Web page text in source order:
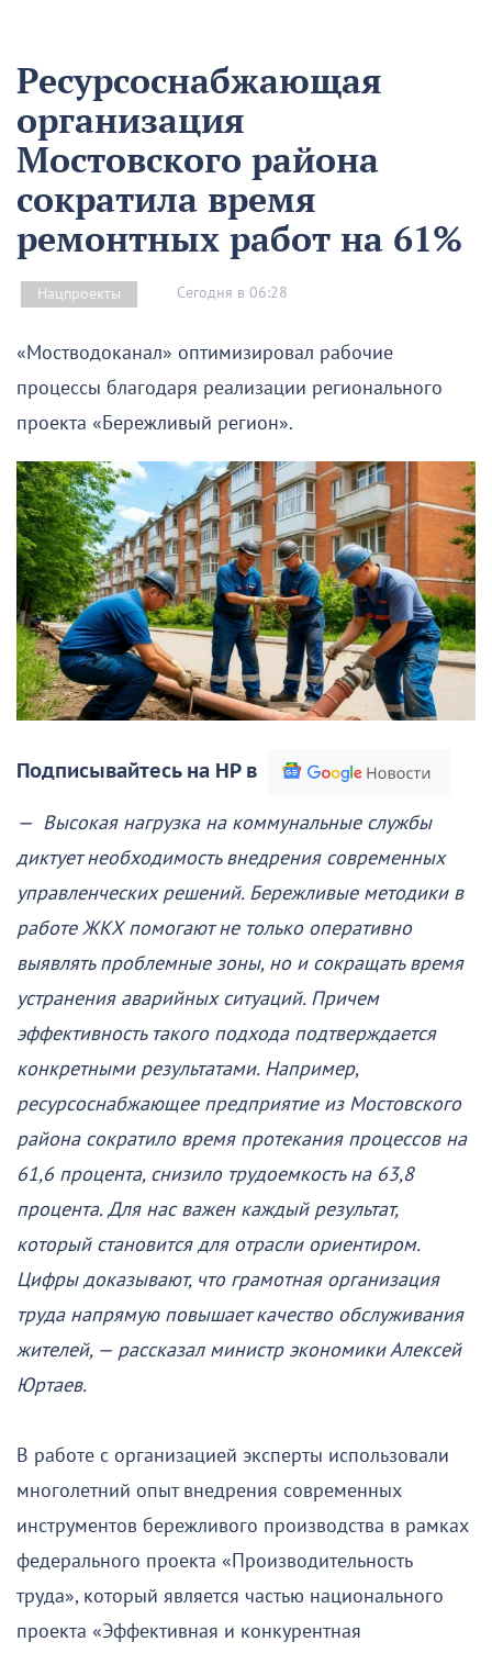
Ресурсоснабжающая
организация
Мостовского района
сократила время
ремонтных работ на 61%
Нацпроекты Сегодня в 06:28
«Мостводоканал» оптимизировал рабочие
процессы благодаря реализации регионального
проекта «Бережливый регион».
Подписывайтесь на НР в
— Высокая нагрузка на коммунальные службы
диктует необходимость внедрения современных
управленческих решений. Бережливые методики в
работе ЖКХ помогают не только оперативно
выявлять проблемные зоны, но и сокращать время
устранения аварийных ситуаций. Причем
эффективность такого подхода подтверждается
конкретными результатами. Например,
ресурсоснабжающее предприятие из Мостовского
района сократило время протекания процессов на
61,6 процента, снизило трудоемкость на 63,8
процента. Для нас важен каждый результат,
который становится для отрасли ориентиром.
Цифры доказывают, что грамотная организация
труда напрямую повышает качество обслуживания
жителей, — рассказал министр экономики Алексей
Юртаев.
В работе с организацией эксперты использовали
многолетний опыт внедрения современных
инструментов бережливого производства в рамках
федерального проекта «Производительность
труда», который является частью национального
проекта «Эффективная и конкурентная